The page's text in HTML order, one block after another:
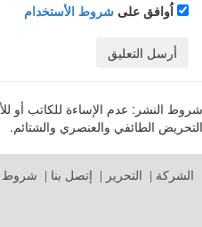
اُوافق على شروط الأستخدام
أرسل التعليق
شروط النشر: عدم الإساءة للكاتب أو
التحريض الطائفي والعنصري والشتائم.
الشركة التحرير إتصل بنا شروط